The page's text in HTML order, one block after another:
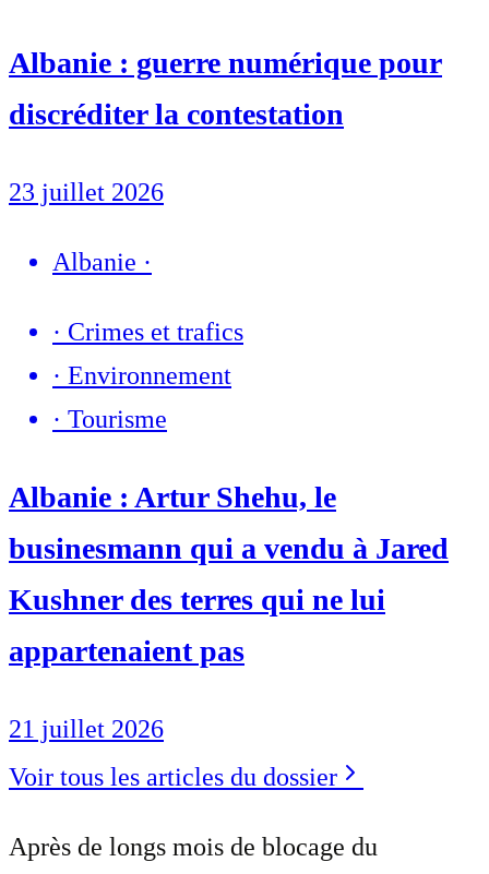
Albanie : guerre numérique pour
discréditer la contestation
23 juillet 2026
Albanie ·
· Crimes et trafics
· Environnement
· Tourisme
Albanie : Artur Shehu, le
businesmann qui a vendu à Jared
Kushner des terres qui ne lui
appartenaient pas
21 juillet 2026
Voir tous les articles du dossier
Après de longs mois de blocage du